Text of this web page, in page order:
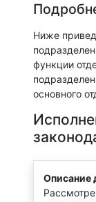
Ниже
функции
основного
Описание